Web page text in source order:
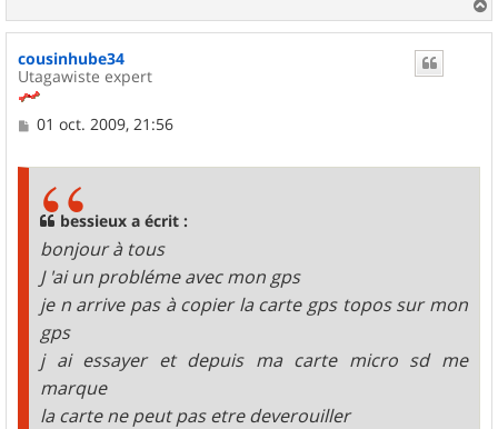
a
cousinhube34
Utagawiste expert
M
01 oct. 2009, 21:56
bessieux a écrit :
bonjour à tous
J 'ai un probléme avec mon gps
je n arrive pas à copier la carte gps topos sur mon
gps
j ai essayer et depuis ma carte micro sd me
marque
la carte ne peut pas etre deverouiller